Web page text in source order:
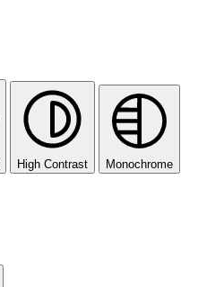
High Contrast Monochrome